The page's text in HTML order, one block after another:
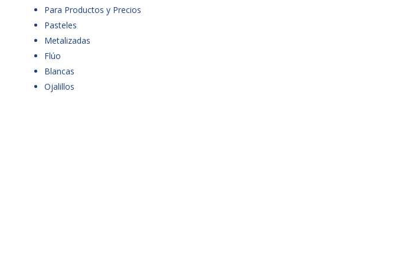
Para Productos y Precios
Pasteles
Metalizadas
Flúo
Blancas
Ojalillos